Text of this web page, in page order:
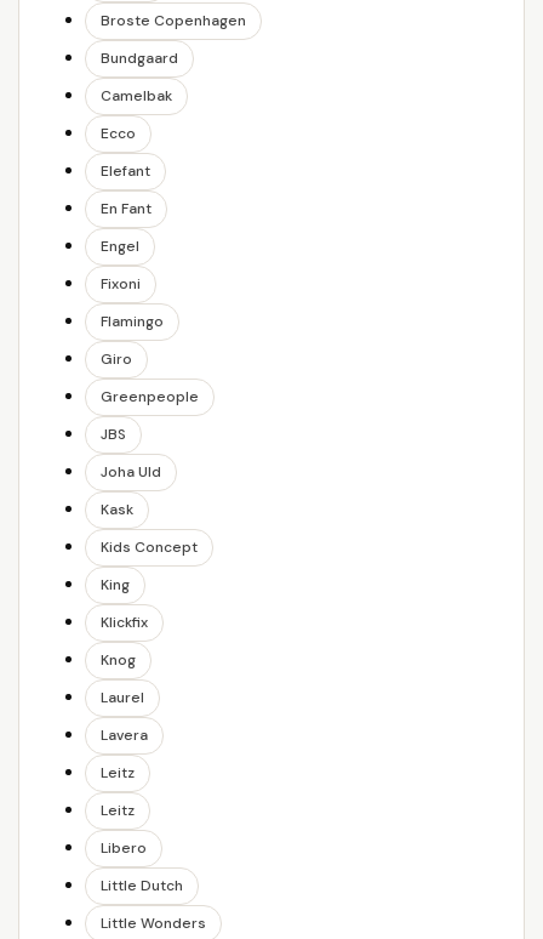
Broste Copenhagen
Bundgaard
Camelbak
Ecco
Elefant
En Fant
Engel
Fixoni
Flamingo
Giro
Greenpeople
JBS
Joha Uld
Kask
Kids Concept
King
Klickfix
Knog
Laurel
Lavera
Leitz
Leitz
Libero
Little Dutch
Little Wonders